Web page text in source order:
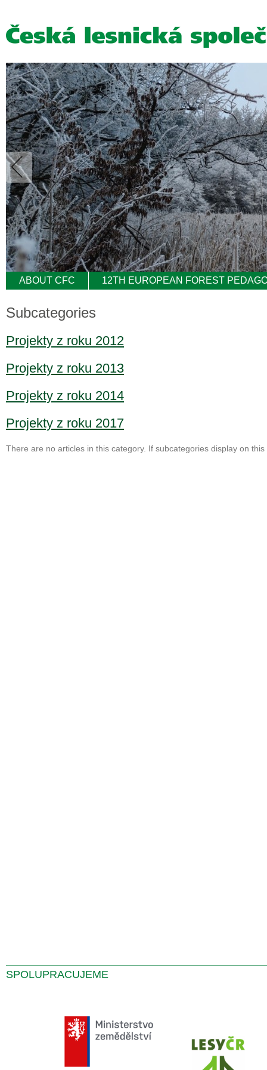
ABOUT CFC 12TH EUROPEAN FOREST
Subcategories
Projekty z roku 2012
Projekty z roku 2013
Projekty z roku 2014
Projekty z roku 2017
There are no articles in this category. If subcategories display on
SPOLUPRACUJEME